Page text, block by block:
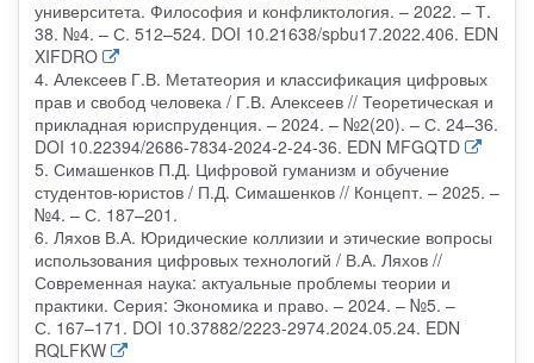
университета. Философия и конфликтология. – 2022. – Т.
38. №4. – С. 512–524. DOI 10.21638/spbu17.2022.406. EDN
XIFDRO
4. Алексеев Г.В. Метатеория и классификация цифровых
прав и свобод человека / Г.В. Алексеев // Теоретическая и
прикладная юриспруденция. – 2024. – №2(20). – С. 24–36.
DOI 10.22394/2686-7834-2024-2-24-36. EDN MFGQTD
5. Симашенков П.Д. Цифровой гуманизм и обучение
студентов-юристов / П.Д. Симашенков // Концепт. – 2025. –
№4. – С. 187–201.
6. Ляхов В.А. Юридические коллизии и этические вопросы
использования цифровых технологий / В.А. Ляхов //
Современная наука: актуальные проблемы теории и
практики. Серия: Экономика и право. – 2024. – №5. –
С. 167–171. DOI 10.37882/2223-2974.2024.05.24. EDN
RQLFKW